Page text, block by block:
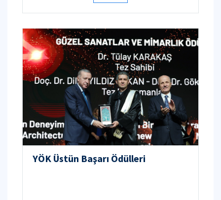
YÖK Üstün Başarı Ödülleri